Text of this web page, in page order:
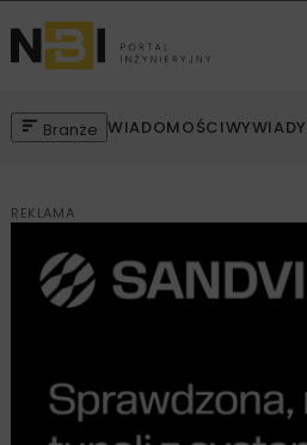
Branże WIADOMOŚCIWYWIADY
REKLAMA